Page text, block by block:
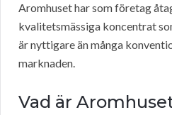
Aromhuset har som företag
kvalitetsmässiga koncentrat
är nyttigare än många
marknaden.
Vad är